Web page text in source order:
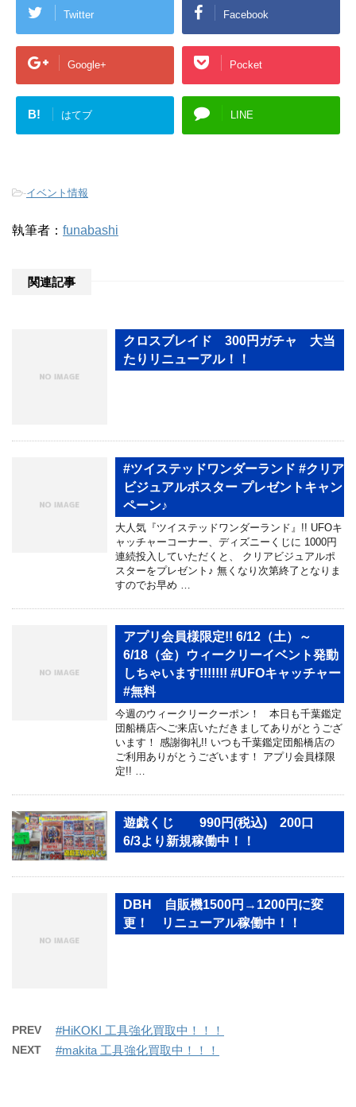
Twitter Facebook
Google+ Pocket
B! はてブ LINE
-イベント情報
執筆者： funabashi
関連記事
クロスブレイド 300円ガチャ 大当
たりリニューアル！！
#ツイステッドワンダーランド #クリア
ビジュアルポスター プレゼントキャン
ペーン♪
大人気『ツイステッドワンダーランド』!! UFOキ
ャッチャーコーナー、ディズニーくじに 1000円
連続投入していただくと、 クリアビジュアルポ
スターをプレゼント♪ 無くなり次第終了となりま
すのでお早め …
アプリ会員様限定!! 6/12（土）～
6/18（金）ウィークリーイベント発動
しちゃいます!!!!!!! #UFOキャッチャー
#無料
今週のウィークリークーポン！ 本日も千葉鑑定
団船橋店へご来店いただきましてありがとうござ
います！ 感謝御礼!! いつも千葉鑑定団船橋店の
ご利用ありがとうございます！ アプリ会員様限
定!! …
遊戯くじ 990円(税込) 200口
6/3より新規稼働中！！
DBH 自販機1500円→1200円に変
更！ リニューアル稼働中！！
PREV #HiKOKI 工具強化買取中！！！
NEXT #makita 工具強化買取中！！！